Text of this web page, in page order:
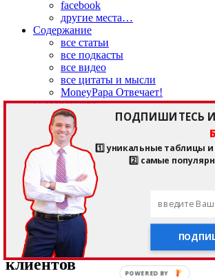
facebook
другие места…
Содержание
все статьи
все подкасты
все видео
все цитаты и мысли
MoneyPapa Отвечает!
О MoneyPapa
кто такой Тимур Мазаев,
отзывы подписчиков и клиентов
——————————
мои любимые приложения и
последние прочитанные книги
страничка здоровья и спорта
——————————
мои партнеры
мои контакты
Метка:подозрительные
клиентов
ПОДПИШИТЕСЬ
1️⃣ уникальные таблицы
2️⃣ самые
POWERED BY